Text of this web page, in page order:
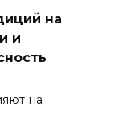
на
и
на